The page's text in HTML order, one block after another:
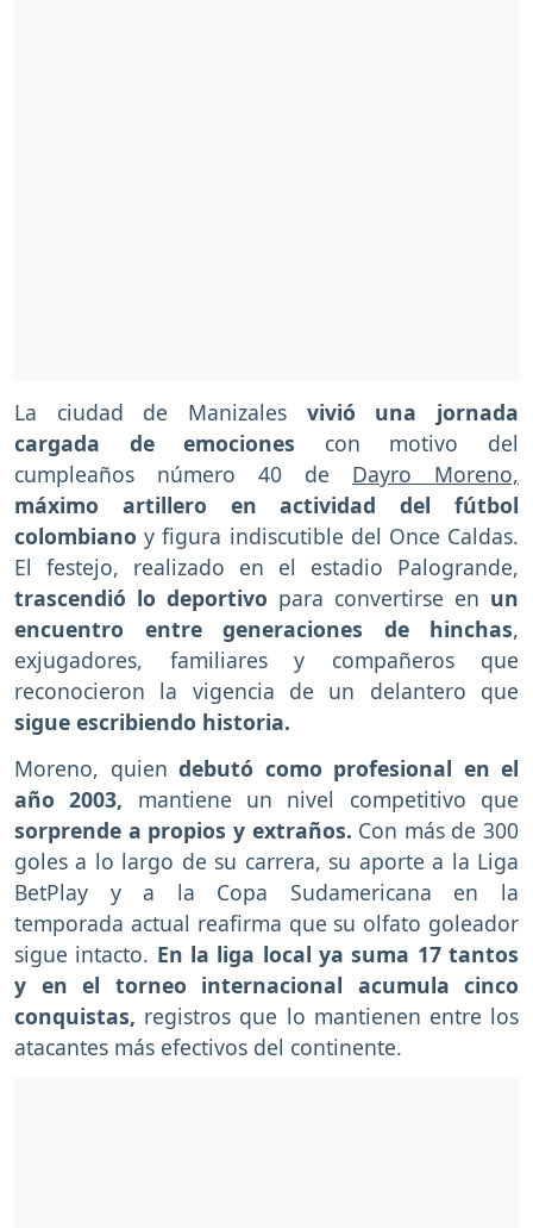
La ciudad de Manizales vivió una jornada
cargada de emociones con motivo del
cumpleaños número 40 de Dayro Moreno,
máximo artillero en actividad del fútbol
colombiano y figura indiscutible del Once Caldas.
El festejo, realizado en el estadio Palogrande,
trascendió lo deportivo para convertirse en un
encuentro entre generaciones de hinchas,
exjugadores, familiares y compañeros que
reconocieron la vigencia de un delantero que
sigue escribiendo historia.
Moreno, quien debutó como profesional en el
año 2003, mantiene un nivel competitivo que
sorprende a propios y extraños. Con más de 300
goles a lo largo de su carrera, su aporte a la Liga
BetPlay y a la Copa Sudamericana en la
temporada actual reafirma que su olfato goleador
sigue intacto. En la liga local ya suma 17 tantos
y en el torneo internacional acumula cinco
conquistas, registros que lo mantienen entre los
atacantes más efectivos del continente.